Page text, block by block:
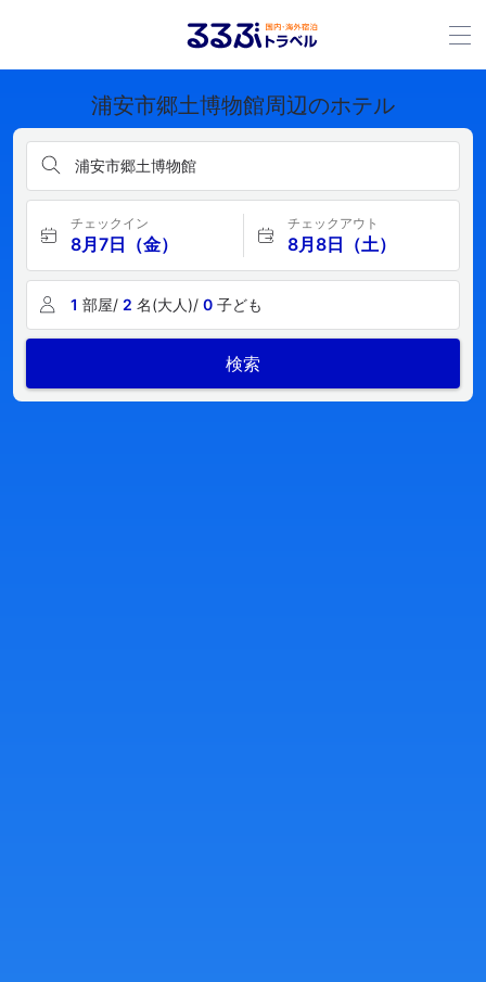
浦安市郷土博物館周辺のホテル
浦安市郷土博物館
チェックイン
8月7日（金）
チェックアウト
8月8日（土）
1 部屋/ 2 名(大人)/ 0 子ども
検索